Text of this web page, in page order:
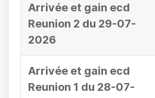
Arrivée et gain ecd
Reunion 2 du 29-07-
2026
Arrivée et gain ecd
Reunion 1 du 28-07-